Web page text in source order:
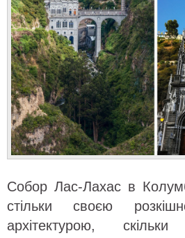
Собор Лас-Лахас в
стільки своєю
архітектурою,